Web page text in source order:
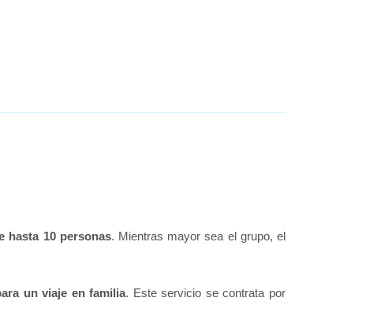
hasta 10 personas. Mientras mayor sea el grupo, el
un viaje en familia. Este servicio se contrata por